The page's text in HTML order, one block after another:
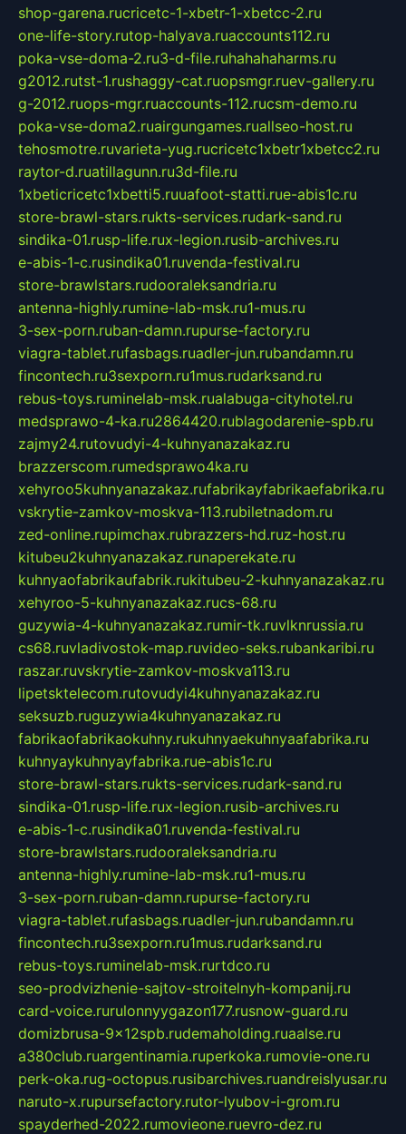
shop-garena.rucricetc-1-xbetr-1-xbetcc-2.ru
one-life-story.rutop-halyava.ruaccounts112.ru
poka-vse-doma-2.ru3-d-file.ruhahahaharms.ru
g2012.rutst-1.rushaggy-cat.ruopsmgr.ruev-gallery.ru
g-2012.ruops-mgr.ruaccounts-112.rucsm-demo.ru
poka-vse-doma2.ruairgungames.ruallseo-host.ru
tehosmotre.ruvarieta-yug.rucricetc1xbetr1xbetcc2.ru
raytor-d.ruatillagunn.ru3d-file.ru
1xbeticricetc1xbetti5.ruuafoot-statti.rue-abis1c.ru
store-brawl-stars.rukts-services.rudark-sand.ru
sindika-01.rusp-life.rux-legion.rusib-archives.ru
e-abis-1-c.rusindika01.ruvenda-festival.ru
store-brawlstars.rudooraleksandria.ru
antenna-highly.rumine-lab-msk.ru1-mus.ru
3-sex-porn.ruban-damn.rupurse-factory.ru
viagra-tablet.rufasbags.ruadler-jun.rubandamn.ru
fincontech.ru3sexporn.ru1mus.rudarksand.ru
rebus-toys.ruminelab-msk.rualabuga-cityhotel.ru
medsprawo-4-ka.ru2864420.rublagodarenie-spb.ru
zajmy24.rutovudyi-4-kuhnyanazakaz.ru
brazzerscom.rumedsprawo4ka.ru
xehyroo5kuhnyanazakaz.rufabrikayfabrikaefabrika.ru
vskrytie-zamkov-moskva-113.rubiletnadom.ru
zed-online.rupimchax.rubrazzers-hd.ruz-host.ru
kitubeu2kuhnyanazakaz.runaperekate.ru
kuhnyaofabrikaufabrik.rukitubeu-2-kuhnyanazakaz.ru
xehyroo-5-kuhnyanazakaz.rucs-68.ru
guzywia-4-kuhnyanazakaz.rumir-tk.ruvlknrussia.ru
cs68.ruvladivostok-map.ruvideo-seks.rubankaribi.ru
raszar.ruvskrytie-zamkov-moskva113.ru
lipetsktelecom.rutovudyi4kuhnyanazakaz.ru
seksuzb.ruguzywia4kuhnyanazakaz.ru
fabrikaofabrikaokuhny.rukuhnyaekuhnyaafabrika.ru
kuhnyaykuhnyayfabrika.rue-abis1c.ru
store-brawl-stars.rukts-services.rudark-sand.ru
sindika-01.rusp-life.rux-legion.rusib-archives.ru
e-abis-1-c.rusindika01.ruvenda-festival.ru
store-brawlstars.rudooraleksandria.ru
antenna-highly.rumine-lab-msk.ru1-mus.ru
3-sex-porn.ruban-damn.rupurse-factory.ru
viagra-tablet.rufasbags.ruadler-jun.rubandamn.ru
fincontech.ru3sexporn.ru1mus.rudarksand.ru
rebus-toys.ruminelab-msk.rurtdco.ru
seo-prodvizhenie-sajtov-stroitelnyh-kompanij.ru
card-voice.rurulonnyygazon177.rusnow-guard.ru
domizbrusa-9x12spb.rudemaholding.ruaalse.ru
a380club.ruargentinamia.ruperkoka.rumovie-one.ru
perk-oka.rug-octopus.rusibarchives.ruandreislyusar.ru
naruto-x.rupursefactory.rutor-lyubov-i-grom.ru
spayderhed-2022.rumovieone.ruevro-dez.ru